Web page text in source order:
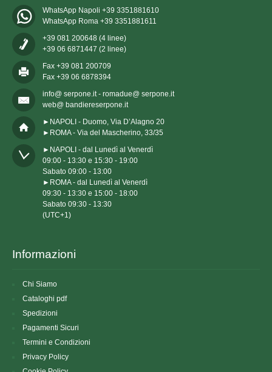
WhatsApp Napoli +39 3351881610
WhatsApp Roma +39 3351881611
+39 081 200648 (4 linee)
+39 06 6871447 (2 linee)
Fax +39 081 200709
Fax +39 06 6878394
info@ serpone.it - romadue@ serpone.it
web@ bandiereserpone.it
►NAPOLI - Duomo, Via D’Alagno 20
►ROMA - Via del Mascherino, 33/35
►NAPOLI - dal Lunedì al Venerdì
09:00 - 13:30 e 15:30 - 19:00
Sabato 09:00 - 13:00
►ROMA - dal Lunedì al Venerdì
09:30 - 13:30 e 15:00 - 18:00
Sabato 09:30 - 13:30
(UTC+1)
Informazioni
Chi Siamo
Cataloghi pdf
Spedizioni
Pagamenti Sicuri
Termini e Condizioni
Privacy Policy